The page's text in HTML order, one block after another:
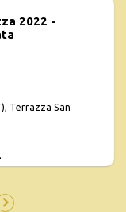
2022 -
Terrazza San